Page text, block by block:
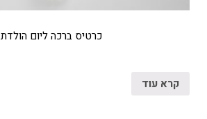
כרטיס ברכה ליום הולדת
קרא עוד